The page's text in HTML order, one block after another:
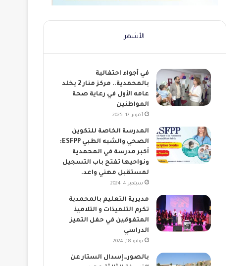
الأشهر
في أجواء احتفالية
بالمحمدية.. مركز منار 2 يخلد
عامه الأول في رعاية صحة
المواطنين
أكتوبر 17, 2025
المدرسة الخاصة للتكوين
الصحي والشبه الطبي ESFPP:
أكبر مدرسة في المحمدية
ونواحيها تفتح باب التسجيل
لمستقبل مهني واعد.
سبتمبر 4, 2024
مديرية التعليم بالمحمدية
تكرم التلميذات و التلاميذ
المتفوقين في حفل التميز
الدراسي
يوليو 18, 2024
بالصور…إسدال الستار عن